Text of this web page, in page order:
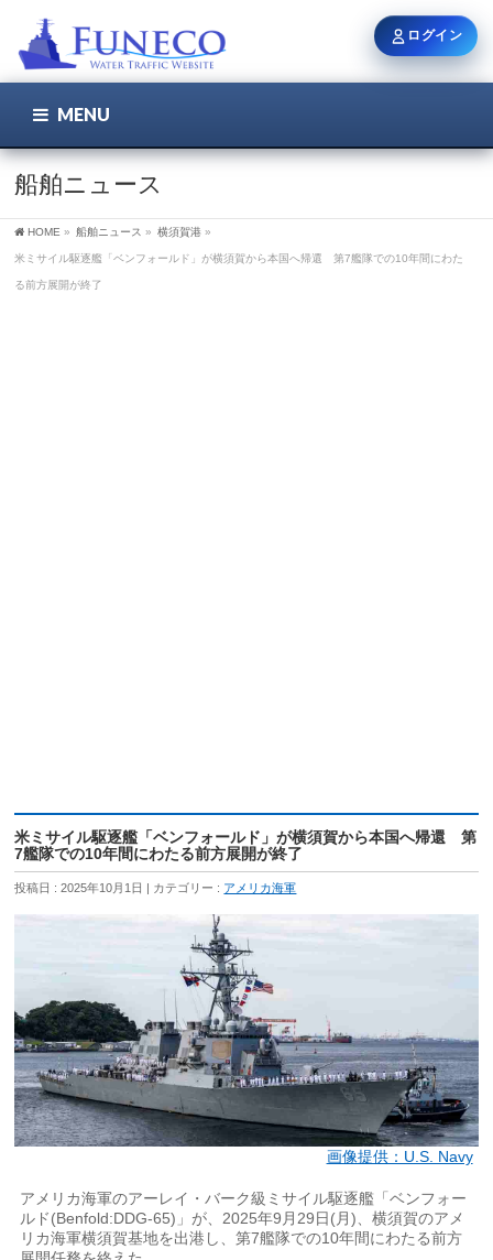
MENU
船舶ニュース
HOME » 船舶ニュース » 横須賀港 »
米ミサイル駆逐艦「ベンフォールド」が横須賀から本国へ帰還 第7艦隊での10年間にわた
る前方展開が終了
米ミサイル駆逐艦「ベンフォールド」が横須賀から本国へ帰還 第
7艦隊での10年間にわたる前方展開が終了
投稿日 : 2025年10月1日 カテゴリー : アメリカ海軍
画像提供：U.S. Navy
アメリカ海軍のアーレイ・バーク級ミサイル駆逐艦「ベンフォー
ルド(Benfold:DDG-65)」が、2025年9月29日(月)、横須賀のアメ
リカ海軍横須賀基地を出港し、第7艦隊での10年間にわたる前方
ログイン
ユーザー名 / メール